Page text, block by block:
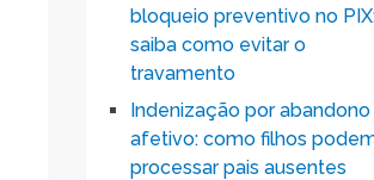
bloqueio preventivo no
saiba como evitar o
travamento
Indenização por abandono
afetivo: como filhos
processar pais ausentes